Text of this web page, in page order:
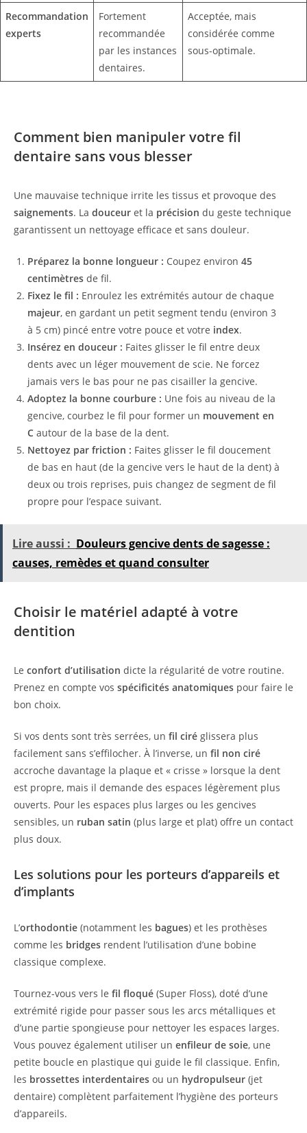
Recommandation
experts
Fortement
recommandée
par les instances
dentaires.
Acceptée, mais
considérée comme
sous-optimale.
Comment bien manipuler votre fil
dentaire sans vous blesser
Une mauvaise technique irrite les tissus et provoque des
saignements. La douceur et la précision du geste technique
garantissent un nettoyage efficace et sans douleur.
Préparez la bonne longueur : Coupez environ 45
centimètres de fil.
Fixez le fil : Enroulez les extrémités autour de chaque
majeur, en gardant un petit segment tendu (environ 3
à 5 cm) pincé entre votre pouce et votre index.
Insérez en douceur : Faites glisser le fil entre deux
dents avec un léger mouvement de scie. Ne forcez
jamais vers le bas pour ne pas cisailler la gencive.
Adoptez la bonne courbure : Une fois au niveau de la
gencive, courbez le fil pour former un mouvement en
C autour de la base de la dent.
Nettoyez par friction : Faites glisser le fil doucement
de bas en haut (de la gencive vers le haut de la dent) à
deux ou trois reprises, puis changez de segment de fil
propre pour l’espace suivant.
Lire aussi : Douleurs gencive dents de sagesse :
causes, remèdes et quand consulter
Choisir le matériel adapté à votre
dentition
Le confort d’utilisation dicte la régularité de votre routine.
Prenez en compte vos spécificités anatomiques pour faire le
bon choix.
Si vos dents sont très serrées, un fil ciré glissera plus
facilement sans s’effilocher. À l’inverse, un fil non ciré
accroche davantage la plaque et « crisse » lorsque la dent
est propre, mais il demande des espaces légèrement plus
ouverts. Pour les espaces plus larges ou les gencives
sensibles, un ruban satin (plus large et plat) offre un contact
plus doux.
Les solutions pour les porteurs d’appareils et
d’implants
L’orthodontie (notamment les bagues) et les prothèses
comme les bridges rendent l’utilisation d’une bobine
classique complexe.
Tournez-vous vers le fil floqué (Super Floss), doté d’une
extrémité rigide pour passer sous les arcs métalliques et
d’une partie spongieuse pour nettoyer les espaces larges.
Vous pouvez également utiliser un enfileur de soie, une
petite boucle en plastique qui guide le fil classique. Enfin,
les brossettes interdentaires ou un hydropulseur (jet
dentaire) complètent parfaitement l’hygiène des porteurs
d’appareils.